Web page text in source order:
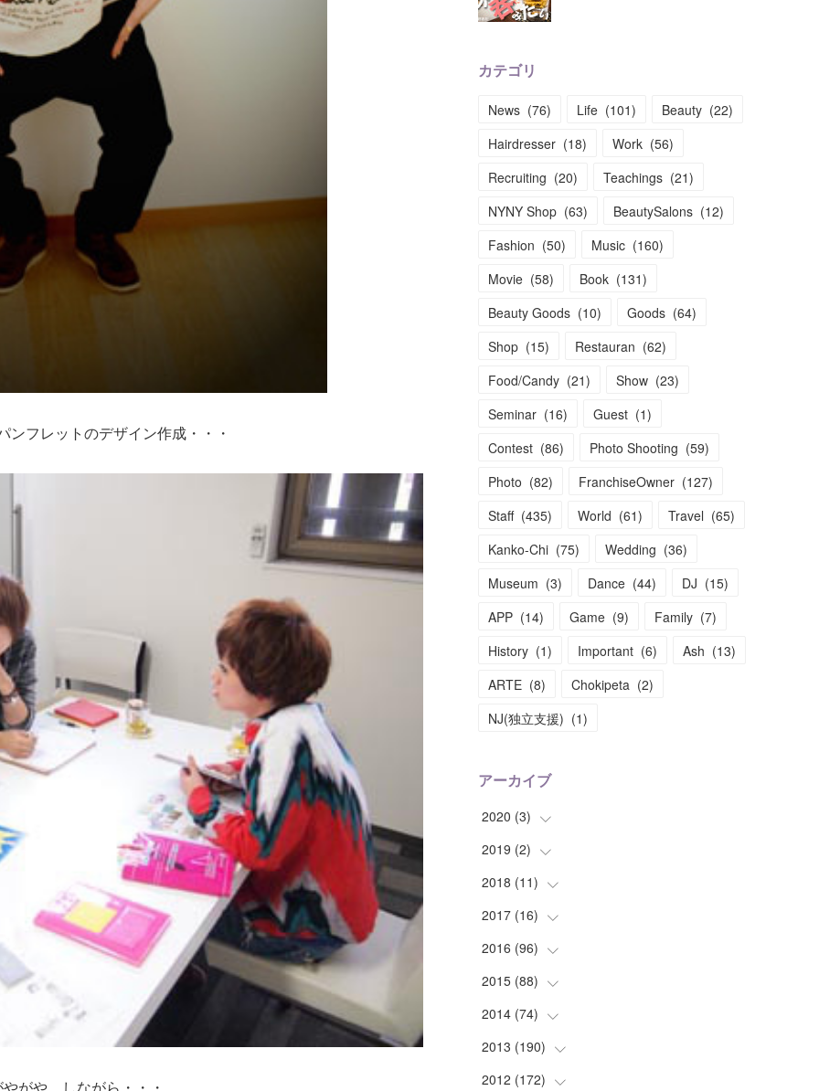
フレットのデザイン作成・・・
カテゴリ
News (76) Life (101) Beauty (22)
Hairdresser (18) Work (56)
Recruiting (20) Teachings (21)
NYNY Shop (63) BeautySalons (12)
Fashion (50) Music (160)
Movie (58) Book (131)
Beauty Goods (10) Goods (64)
Shop (15) Restauran (62)
Food/Candy (21) Show (23)
Seminar (16) Guest (1)
Contest (86) Photo Shooting (59)
Photo (82) FranchiseOwner (127)
Staff (435) World (61) Travel (65)
Kanko-Chi (75) Wedding (36)
Museum (3) Dance (44) DJ (15)
APP (14) Game (9) Family (7)
History (1) Important (6) Ash (13)
ARTE (8) Chokipeta (2)
NJ(独立支援) (1)
アーカイブ
2020 (3)
(1
( 1)
(1)
2019 (2)
( 1)
(1)
2018 (11)
(2)
(1)
(1)
(1)
(3)
(2)
2017 (16)
(1)
(2)
(1)
(3)
(1)
2016 (96)
(2)
(5)
(6)
(3)
2015 (88)
(4)
(7)
(6)
2014 (74)
(9)
(14)
2013 (190)
(17)
2012 (172)